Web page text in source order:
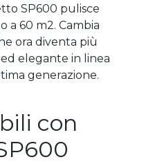
SP600 pulisce
a 60 m2. Cambia
ora diventa più
elegante in linea
generazione.
con